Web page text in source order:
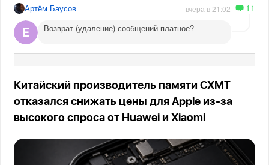
Артём Баусов вчера в 21:02 11
Возврат (удаление) сообщений платное?
Китайский производитель памяти CXMT
отказался снижать цены для Apple из-за
высокого спроса от Huawei и Xiaomi